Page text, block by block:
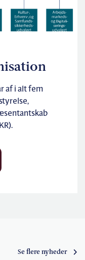
af i alt fem
Se flere nyheder